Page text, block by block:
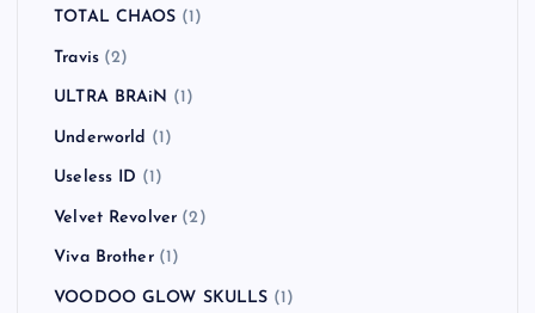
TOTAL CHAOS (1)
Travis(2)
ULTRA BRAiN (1)
Underworld (1)
Useless ID (1)
Velvet Revolver (2)
Viva Brother(1)
VOODOO GLOW SKULLS (1)